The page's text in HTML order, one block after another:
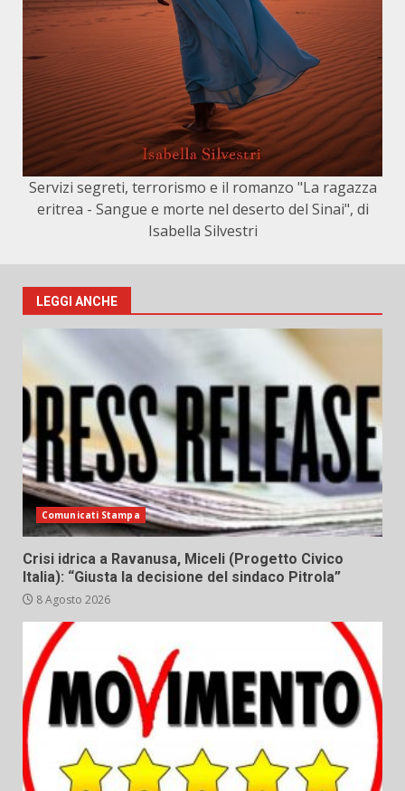
Servizi segreti, terrorismo e il romanzo "La ragazza
eritrea - Sangue e morte nel deserto del Sinai", di
Isabella Silvestri
LEGGI ANCHE
Comunicati Stampa
Crisi idrica a Ravanusa, Miceli (Progetto Civico
Italia): “Giusta la decisione del sindaco Pitrola”
8 Agosto 2026